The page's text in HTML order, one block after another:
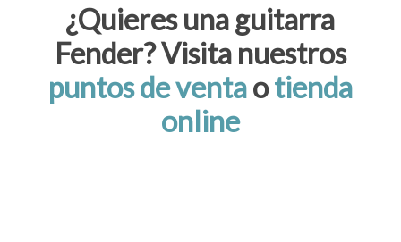
¿Quieres una guitarra
Fender? Visita nuestros
puntos de ventaotienda
online